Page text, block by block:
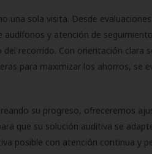
una sola visita. Desde
audífonos y atención de
recorrido. Con orientación clara
para maximizar los ahorros, se
su progreso, ofreceremos
que su solución auditiva se
posible con atención continua y